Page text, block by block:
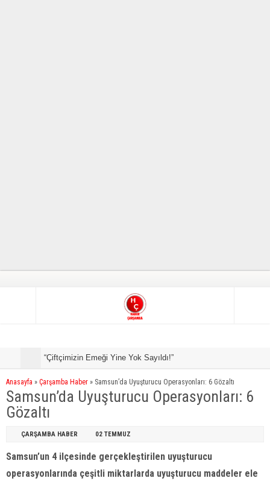
“Çiftçimizin Emeği Yine Yok Sayıldı!”
Anasayfa » Çarşamba Haber » Samsun’da Uyuşturucu Operasyonları: 6 Gözaltı
Samsun’da Uyuşturucu Operasyonları: 6
Gözaltı
ÇARŞAMBA HABER 02 TEMMUZ
Samsun’un 4 ilçesinde gerçekleştirilen uyuşturucu
operasyonlarında çeşitli miktarlarda uyuşturucu maddeler ele